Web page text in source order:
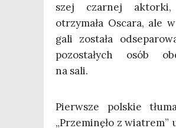
szej czar­nej
otrzy­ma­ła Osca­ra, ale
gali zosta­ła
pozo­sta­łych osób
na sali.
Pierw­sze pol­skie
„Prze­mi­nę­ło z wia­trem”